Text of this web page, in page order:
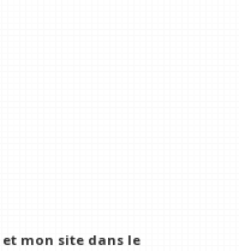
mon site dans le